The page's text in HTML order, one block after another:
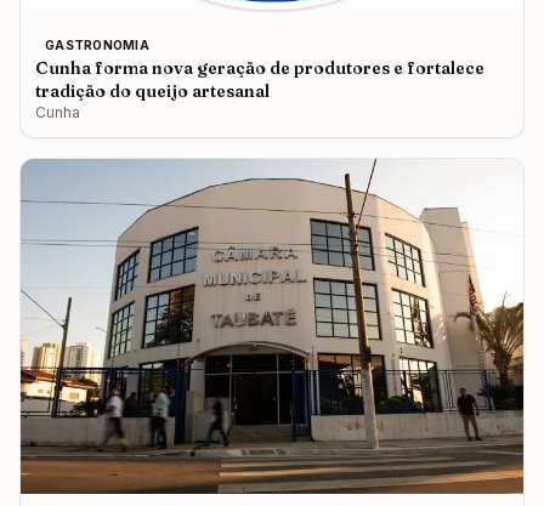
GASTRONOMIA
Cunha forma nova geração de produtores e fortalece
tradição do queijo artesanal
Cunha